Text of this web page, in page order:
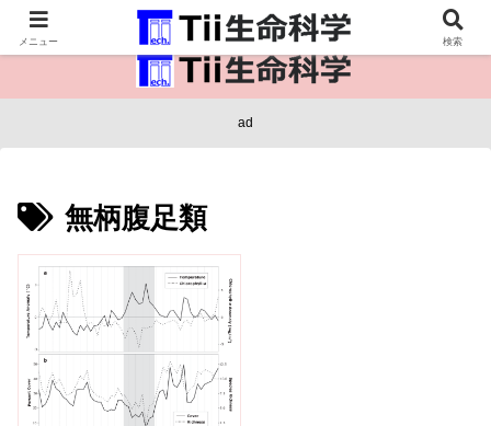
医療保健・生命・生物の情報インフラ。
ad
無柄腹足類
メニュー 検索